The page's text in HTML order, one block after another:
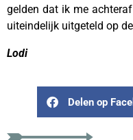
gelden dat ik me
uiteindelijk uitgeteld op
Lodi
Delen op